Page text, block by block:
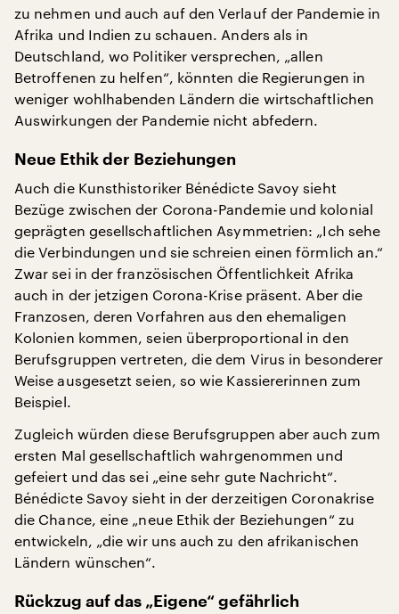
zu nehmen und auch auf den Verlauf der Pandemie in
Afrika und Indien zu schauen. Anders als in
Deutschland, wo Politiker versprechen, „allen
Betroffenen zu helfen“, könnten die Regierungen in
weniger wohlhabenden Ländern die wirtschaftlichen
Auswirkungen der Pandemie nicht abfedern.
Neue Ethik der Beziehungen
Auch die Kunsthistoriker Bénédicte Savoy sieht
Bezüge zwischen der Corona-Pandemie und kolonial
geprägten gesellschaftlichen Asymmetrien: „Ich sehe
die Verbindungen und sie schreien einen förmlich an.“
Zwar sei in der französischen Öffentlichkeit Afrika
auch in der jetzigen Corona-Krise präsent. Aber die
Franzosen, deren Vorfahren aus den ehemaligen
Kolonien kommen, seien überproportional in den
Berufsgruppen vertreten, die dem Virus in besonderer
Weise ausgesetzt seien, so wie Kassiererinnen zum
Beispiel.
Zugleich würden diese Berufsgruppen aber auch zum
ersten Mal gesellschaftlich wahrgenommen und
gefeiert und das sei „eine sehr gute Nachricht“.
Bénédicte Savoy sieht in der derzeitigen Coronakrise
die Chance, eine „neue Ethik der Beziehungen“ zu
entwickeln, „die wir uns auch zu den afrikanischen
Ländern wünschen“.
Rückzug auf das „Eigene“ gefährlich